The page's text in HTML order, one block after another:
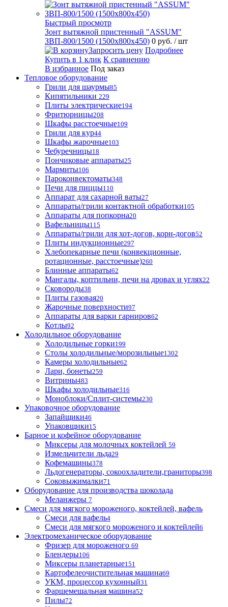
Быстрый просмотр
Зонт вытяжной пристенный "ASSUM"
ЗВП-800/1500 (1500х800х450) 0 руб. / шт
Запросить цену Подробнее
Купить в 1 клик К сравнению
В избранное Под заказ
Тепловое оборудование
Грили для шаурмы85
Кипятильники 229
Плиты электрические194
Фритюрницы208
Шкафы расстоечные109
Грили для кур44
Шкафы жарочные103
Чебуречницы18
Пончиковые аппараты25
Мармиты106
Пароконвектоматы348
Печи для пиццы110
Аппарат для сахарной ваты27
Аппараты/грили контактной обработки105
Аппараты для попкорна20
Вафельницы115
Аппараты/грили для хот-догов, корн-догов52
Плиты индукционные297
Хлебопекарные печи (конвекционные,
ротационные, расстоечные)260
Блинные аппараты62
Мангалы, коптильни, печи на дровах и углях22
Сковороды38
Плиты газовая20
Жарочные поверхности97
Аппараты для варки гарниров62
Котлы92
Холодильное оборудование
Холодильные горки199
Столы холодильные/морозильные1302
Камеры холодильные62
Лари, бонеты259
Витрины483
Шкафы холодильные316
Моноблоки/Сплит-системы230
Упаковочное оборудование
Запайщики46
Упаковщики15
Барное и кофейное оборудование
Миксеры для молочных коктейлей 59
Измельчители льда29
Кофемашины378
Льдогенераторы, сокоохладители,граниторы398
Соковыжималки71
Оборудование для производства шоколада
Меланжеры 7
Смеси для мягкого мороженого, коктейлей, вафель
Смеси для вафель4
Смеси для мягкого мороженого и коктейлей6
Электромеханическое оборудование
Фризер для мороженого 69
Блендеры106
Миксеры планетарные151
Картофелеочистительная машина69
УКМ, процессор кухонный31
Фаршемешальная машина52
Пилы72